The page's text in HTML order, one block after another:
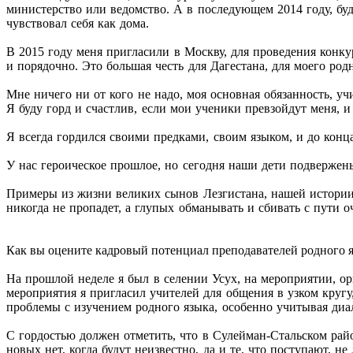
министерство или ведомство. А в последующем 2014 году,
чувствовал себя как дома.
В 2015 году меня пригласили в Москву, для проведения
и порядочно. Это большая честь для Дагестана, для моего
Мне ничего ни от кого не надо, моя основная обязанность,
Я буду горд и счастлив, если мои ученики превзойдут меня,
Я всегда гордился своими предками, своим языком, и до
У нас героическое прошлое, но сегодня наши дети
Примеры из жизни великих сынов Лезгистана, нашей
никогда не пропадет, а глупых обманывать и сбивать с
Как вы оцените кадровый потенциал преподавателей
На прошлой неделе я был в селении Усух, на мероприятии,
мероприятия я пригласил учителей для общения в узком
проблемы с изучением родного языка, особенно учитывая
С гордостью должен отметить, что в Сулейман-Стальском
новых нет, когда будут неизвестно, да и те, что поступают,